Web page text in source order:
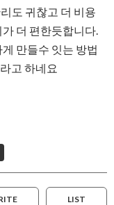
도 귀찮고 더 비용
더 편한듯합니다.
만들수 잇는 방법
고 하네요
LIST